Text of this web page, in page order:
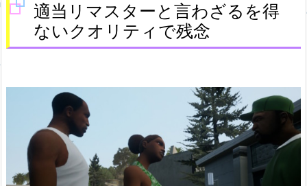
適当リマスターと言わざるを得
ないクオリティで残念